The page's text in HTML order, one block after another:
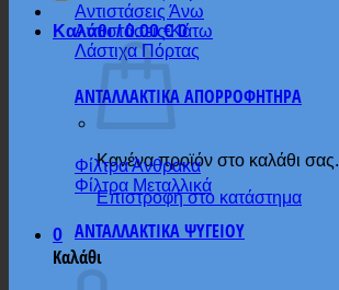
Καλάθι /0.00€ 0
Κανένα προϊόν στο καλάθι σας.
Επιστροφή στο κατάστημα
0
Καλάθι
Αντιστάσεις Άνω
Αντιστάσεις Κάτω
Λάστιχα Πόρτας
ΑΝΤΑΛΛΑΚΤΙΚΑ ΑΠΟΡΡΟΦΗΤΗΡΑ
Φίλτρα Άνθρακα
Φίλτρα Μεταλλικά
ΑΝΤΑΛΛΑΚΤΙΚΑ ΨΥΓΕΙΟΥ